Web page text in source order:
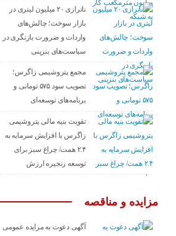
ناترازی ۲۰ میلیون لیتری در
بازار سوخت؛ چالش‌های
واردات و ضرورت بازنگری در
سیاست‌های بنزینی
مجمع پتروشیمی زاگرس؛
تصویب سود ۵۷۵ تومانی و
برنامه‌های توسعه‌ای
تقویت بنیه مالی پتروشیمی
زاگرس با افزایش سرمایه به
۲.۴ همت/ چراغ سبز برای
توسعه زنجیره ارزش
مزایده و مناقصه
آگهی دعوت به مزایده عمومی